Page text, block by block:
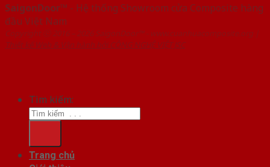
SaigonDoor™ - Hệ thống Showroom cửa Composite hàng
đầu Việt Nam
Copyright ⓒ 2016 – 2026 SaigonDoor™ - www.cuanhuacomposite.org |
Thiết kế Web & Vận hành bởi CÔNG NGHỆ VIỆT JSC
Tìm kiếm:
Trang chủ